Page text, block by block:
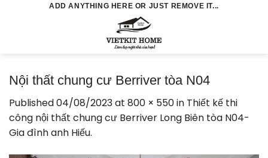
ADD ANYTHING HERE OR JUST REMOVE IT...
Nội thất chung cư Berriver tòa N04
Published04/08/2023at 800 × 550in Thiết kế thi
công nội thất chung cư Berriver Long Biên tòa N04-
Gia đình anh Hiếu.